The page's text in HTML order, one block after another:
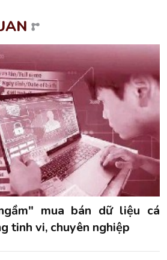
mua bán dữ liệu cá
tinh vi, chuyên nghiệp